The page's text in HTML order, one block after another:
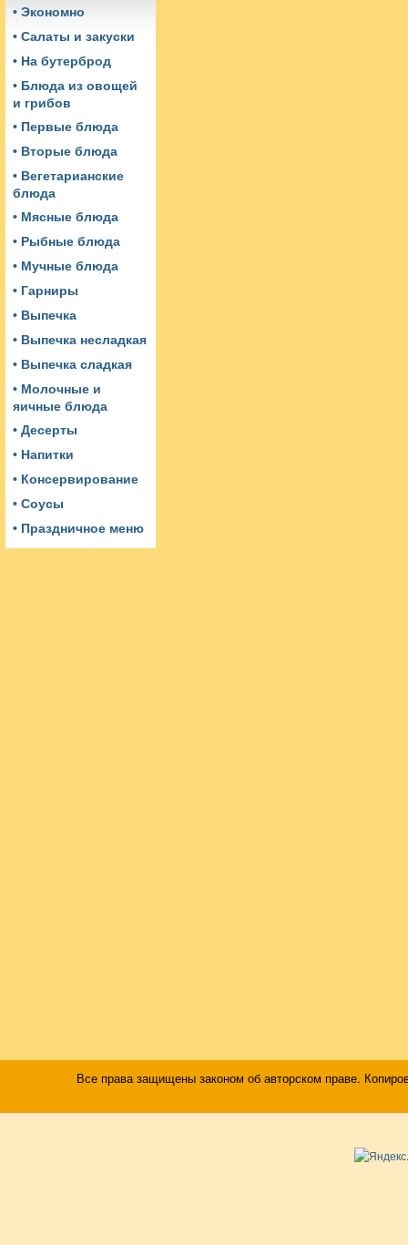
• Экономно
• Салаты и закуски
• На бутерброд
• Блюда из овощей
и грибов
• Первые блюда
• Вторые блюда
• Вегетарианские
блюда
• Мясные блюда
• Рыбные блюда
• Мучные блюда
• Гарниры
• Выпечка
• Выпечка несладкая
• Выпечка сладкая
• Молочные и
яичные блюда
• Десерты
• Напитки
• Консервирование
• Соусы
• Праздничное меню
Все права защищены законом об авторском праве.